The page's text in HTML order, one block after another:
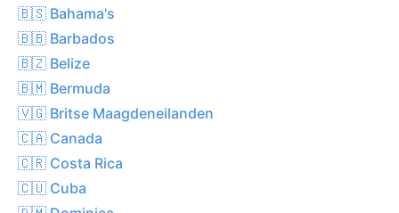
🇧🇸 Bahama's
🇧🇧 Barbados
🇧🇿 Belize
🇧🇲 Bermuda
🇻🇬 Britse Maagdeneilanden
🇨🇦 Canada
🇨🇷 Costa Rica
🇨🇺 Cuba